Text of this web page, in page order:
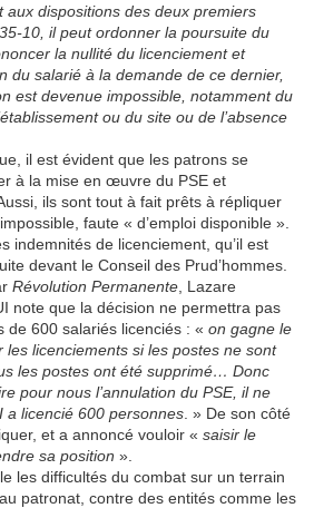
aux dispositions des deux premiers
10, il peut ordonner la poursuite du
la nullité du licenciement et
du salarié à la demande de ce dernier,
est devenue impossible, notamment du
ou du site ou de l’absence
il est évident que les patrons se
à la mise en œuvre du PSE et
ils sont tout à fait prêts à répliquer
faute « d’emploi disponible ».
indemnités de licenciement, qu’il est
devant le Conseil des Prud’hommes.
Révolution Permanente , Lazare
note que la décision ne permettra pas
de 600 salariés licenciés : « on gagne le
les licenciements si les postes ne sont
les postes ont été supprimé… Donc
pour nous l’annulation du PSE, il ne
a licencié 600 personnes . » De son côté
et a annoncé vouloir « saisir le
sa position ».
les difficultés du combat sur un terrain
patronat, contre des entités comme les